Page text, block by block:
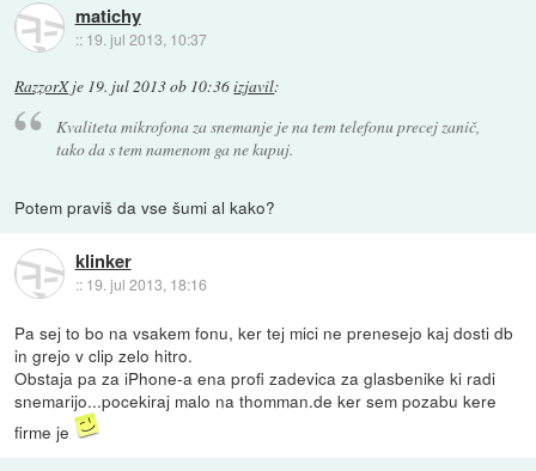
matichy
:: 19. jul 2013, 10:37
RazzorXje 19. jul 2013 ob 10:36izjavil:
Kvaliteta mikrofona za snemanje je na tem telefonu precej zanič,
tako da s tem namenom ga ne kupuj.
Potem praviš da vse šumi al kako?
klinker
:: 19. jul 2013, 18:16
Pa sej to bo na vsakem fonu, ker tej mici ne prenesejo kaj dosti db
in grejo v clip zelo hitro.
Obstaja pa za iPhone-a ena profi zadevica za glasbenike ki radi
snemarijo...pocekiraj malo na thomman.de ker sem pozabu kere
firme je